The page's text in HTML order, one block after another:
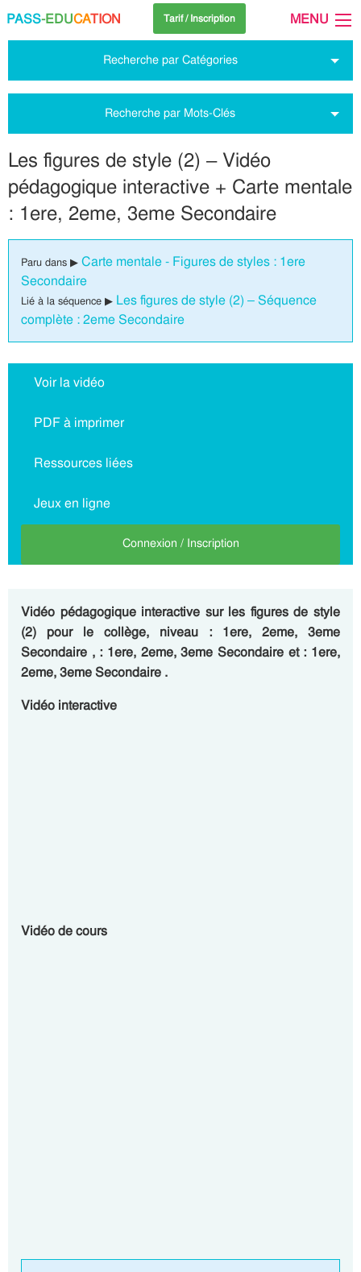
PASS-EDUCATION Tarif / Inscription MENU
Recherche par Catégories
Recherche par Mots-Clés
Les figures de style (2) – Vidéo
pédagogique interactive + Carte mentale
: 1ere, 2eme, 3eme Secondaire
Paru dans ▶ Carte mentale - Figures de styles : 1ere
Secondaire
Lié à la séquence ▶ Les figures de style (2) – Séquence
complète : 2eme Secondaire
Voir la vidéo
PDF à imprimer
Ressources liées
Jeux en ligne
Connexion / Inscription
Vidéo pédagogique interactive sur les figures de style
(2) pour le collège, niveau : 1ere, 2eme, 3eme
Secondaire , : 1ere, 2eme, 3eme Secondaire et : 1ere,
2eme, 3eme Secondaire .
Vidéo interactive
Vidéo de cours